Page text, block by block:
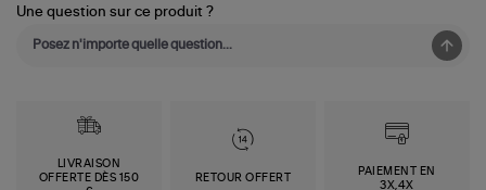
Une question sur ce produit ?
LIVRAISON
OFFERTE DÈS 150
RETOUR OFFERT
PAIEMENT EN
3X,4X